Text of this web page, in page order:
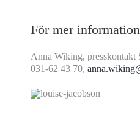
För mer
Anna Wiking, presskontakt
031-62 43 70,